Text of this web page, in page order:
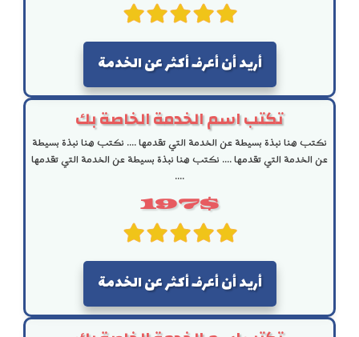
أريد أن أعرف أكثر عن الخدمة
تكتب اسم الخدمة الخاصة بك
نكتب هنا نبذة بسيطة عن الخدمة التي تقدمها .... نكتب هنا نبذة بسيطة
عن الخدمة التي تقدمها .... نكتب هنا نبذة بسيطة عن الخدمة التي تقدمها
....
197$
أريد أن أعرف أكثر عن الخدمة